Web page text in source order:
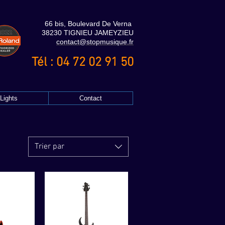
66 bis, Boulevard De Verna
38230 TIGNIEU JAMEYZIEU
contact@stopmusique.fr
Tél : 04 72 02 91 50
Contact
Trier par